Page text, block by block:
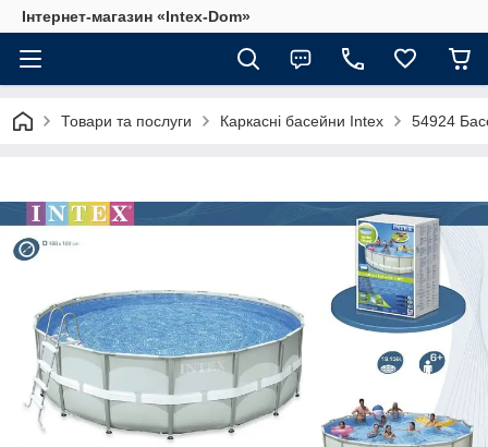
Інтернет-магазин «Intex-Dom»
Товари та послуги Каркасні басейни Intex 54924